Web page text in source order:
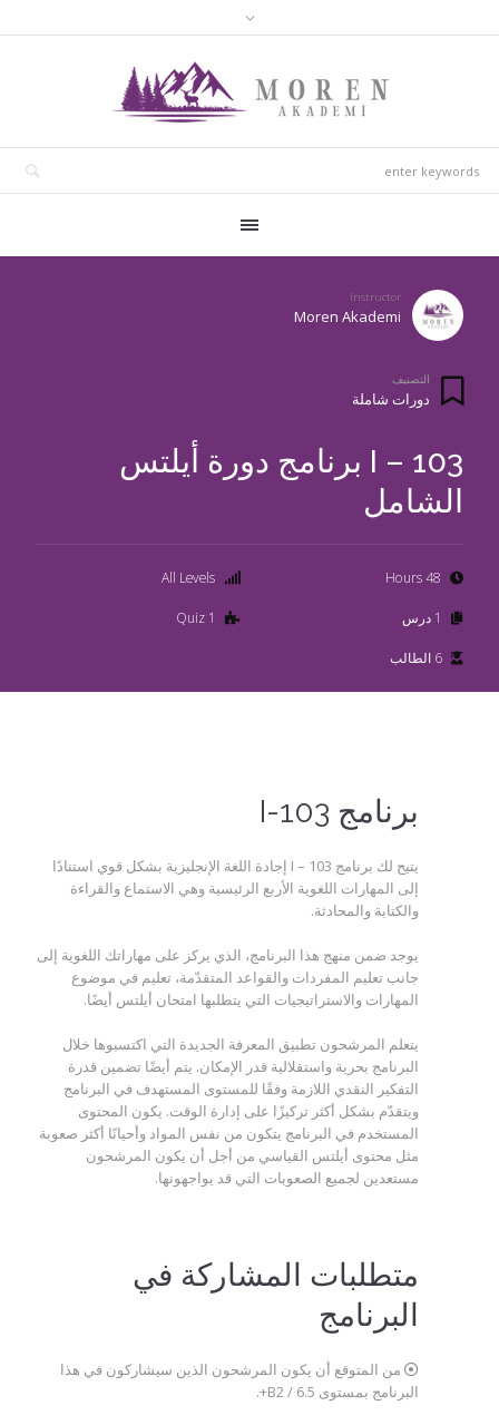
Instructor
Moren Akademi
التصنيف
دورات شاملة
I – 103 برنامج دورة أيلتس
الشامل
48 Hours
All Levels
1 درس 1 Quiz
6 الطالب
برنامج I-103
يتيح لك برنامج I – 103 إجادة اللغة الإنجليزية بشكل قوي استنادًا
إلى المهارات اللغوية الأربع الرئيسية وهي الاستماع والقراءة
والكتابة والمحادثة.
يوجد ضمن منهج هذا البرنامج، الذي يركز على مهاراتك اللغوية إلى
جانب تعليم المفردات والقواعد المتقدّمة، تعليم في موضوع
المهارات والاستراتيجيات التي يتطلبها امتحان أيلتس أيضًا.
يتعلم المرشحون تطبيق المعرفة الجديدة التي اكتسبوها خلال
البرنامج بحرية واستقلالية قدر الإمكان. يتم أيضًا تضمين قدرة
التفكير النقدي اللازمة وفقًا للمستوى المستهدف في البرنامج
ويتقدّم بشكل أكثر تركيزًا على إدارة الوقت. يكون المحتوى
المستخدم في البرنامج يتكون من نفس المواد وأحيانًا أكثر صعوبة
مثل محتوى أيلتس القياسي من أجل أن يكون المرشحون
مستعدين لجميع الصعوبات التي قد يواجهونها.
متطلبات المشاركة في
البرنامج
من المتوقع أن يكون المرشحون الذين سيشاركون في هذا
البرنامج بمستوى 6.5 / B2+.